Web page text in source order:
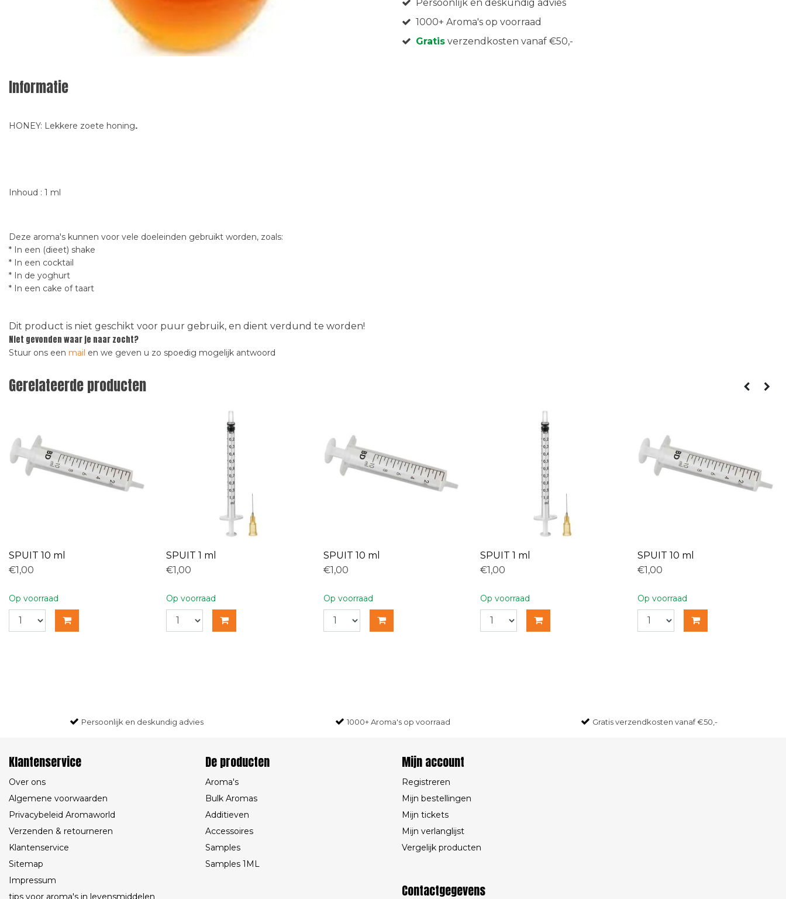
Persoonlijk en deskundig advies
1000+ Aroma's op voorraad
Gratis verzendkosten vanaf €50,-
Informatie
HONEY: Lekkere zoete honing.
Inhoud : 1 ml
Deze aroma's kunnen voor vele doeleinden gebruikt worden, zoals:
* In een (dieet) shake
* In een cocktail
* In de yoghurt
* In een cake of taart
Dit product is niet geschikt voor puur gebruik, en dient verdund te worden!
Niet gevonden waar je naar zocht?
Stuur ons een mail en we geven u zo spoedig mogelijk antwoord
Gerelateerde producten
SPUIT 10 ml
€1,00
Op voorraad
SPUIT 1 ml
€1,00
Op voorraad
SPUIT 10 ml
€1,00
Op voorraad
SPUIT 1 ml
€1,00
Op voorraad
SPUIT 10 ml
€1,00
Op voorraad
Persoonlijk en deskundig advies 1000+ Aroma's op voorraad Gratisverzendkosten vanaf €50,-
Klantenservice
Over ons
Algemene voorwaarden
Privacybeleid Aromaworld
Verzenden & retourneren
Klantenservice
Sitemap
Impressum
tips voor aroma's in levensmiddelen
De producten
Aroma's
Bulk Aromas
Additieven
Accessoires
Samples
Samples 1ML
Mijn account
Registreren
Mijn bestellingen
Mijn tickets
Mijn verlanglijst
Vergelijk producten
Contactgegevens